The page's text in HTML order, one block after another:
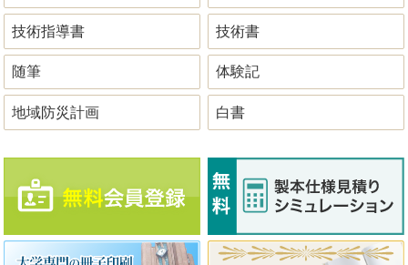
技術指導書 技術書
随筆 体験記
地域防災計画 白書